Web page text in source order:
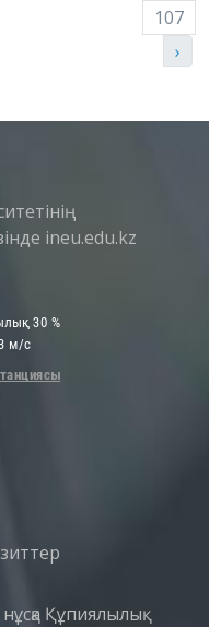
107
›
ineu.edu.kz
Құпиялылық